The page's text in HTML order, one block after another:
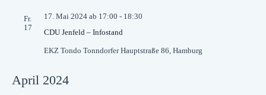
Fr.
17
CDU Jenfeld – Infostand
17. Mai 2024 ab 17:00 - 18:30
EKZ Tondo Tonndorfer Hauptstraße 86, Hamburg
April 2024